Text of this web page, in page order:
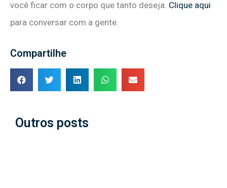
você ficar com o corpo que tanto deseja. Clique aqui
para conversar com a gente.
Compartilhe
Outros posts